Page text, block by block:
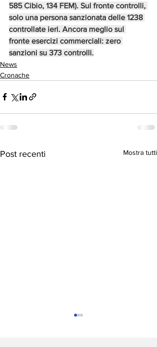
585 Cibio, 134 FEM). Sul fronte controlli,
solo una persona sanzionata delle 1238
controllate ieri. Ancora meglio sul
fronte esercizi commerciali: zero
sanzioni su 373 controlli.
News
Cronache
Post recenti Mostra tutti